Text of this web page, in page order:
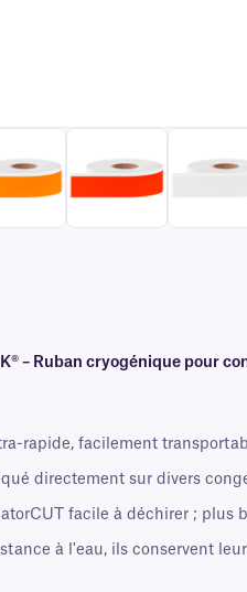
– Ruban cryogénique pour
rapide, facilement
directement sur divers
facile à déchirer ;
à l'eau, ils conservent